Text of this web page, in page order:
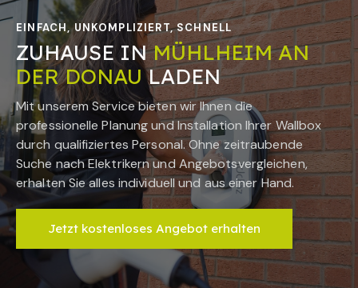
EINFACH, UNKOMPLIZIERT, SCHNELL
ZUHAUSE INMÜHLHEIM AN
DER DONAULADEN
Mit unserem Service bieten wir Ihnen die
professionelle Planung und Installation Ihrer Wallbox
durch qualifiziertes Personal. Ohne zeitraubende
Suche nach Elektrikern und Angebotsvergleichen,
erhalten Sie alles individuell und aus einer Hand.
Jetzt kostenloses Angebot erhalten